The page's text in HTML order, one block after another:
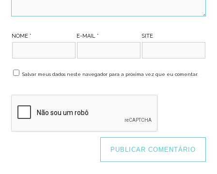
NOME * E-MAIL* SITE
Salvar meus dados neste navegador para a próxima vez que eu comentar.